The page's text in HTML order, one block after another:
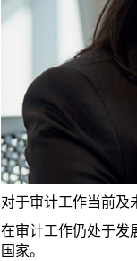
对于审计工作当前及
在审计工作仍处于发
国家。